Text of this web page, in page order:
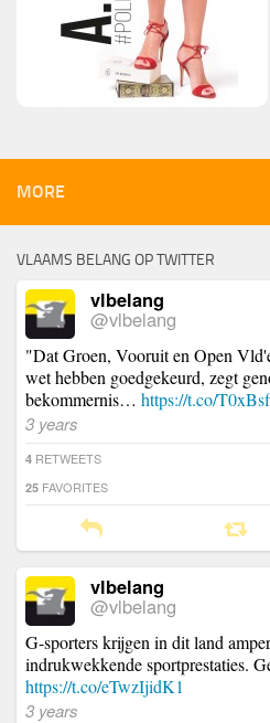
MORE
VLAAMS BELANG OP TWITTER
vlbelang
@vlbelang
"Dat Groen, Vooruit en Open
wet hebben goedgekeurd, zegt
bekommernis… https://t.co/
3 years
4 RETWEETS
25 FAVORITES
vlbelang
@vlbelang
G-sporters krijgen in dit land
indrukwekkende sportprestaties.
https://t.co/eTwzIjidK1
3 years